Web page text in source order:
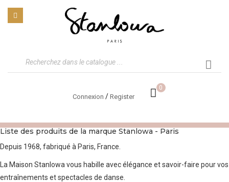
Connexion / Register
0
Liste des produits de la marque Stanlowa - Paris
Depuis 1968, fabriqué à Paris, France.
La Maison Stanlowa vous habille avec élégance et savoir-faire pour vos
entraînements et spectacles de danse.